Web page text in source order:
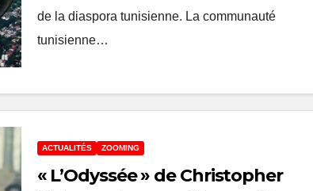
de la diaspora tunisienne. La communauté
tunisienne…
ACTUALITÉS ZOOMING
« L’Odyssée » de Christopher